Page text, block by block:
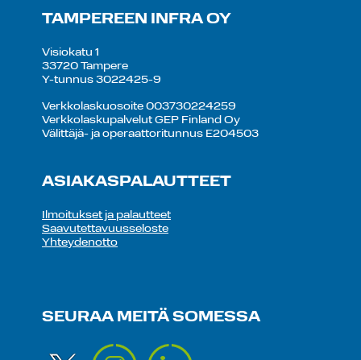
TAMPEREEN INFRA OY
Visiokatu 1
33720 Tampere
Y-tunnus 3022425-9
Verkkolaskuosoite 003730224259
Verkkolaskupalvelut GEP Finland Oy
Välittäjä- ja operaattoritunnus E204503
ASIAKASPALAUTTEET
Ilmoitukset ja palautteet
Saavutettavuusseloste
Yhteydenotto
SEURAA MEITÄ SOMESSA